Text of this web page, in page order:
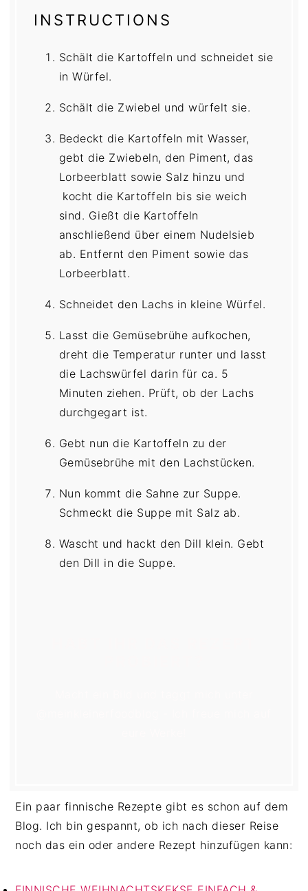
INSTRUCTIONS
Schält die Kartoffeln und schneidet sie
in Würfel.
Schält die Zwiebel und würfelt sie.
Bedeckt die Kartoffeln mit Wasser,
gebt die Zwiebeln, den Piment, das
Lorbeerblatt sowie Salz hinzu und
kocht die Kartoffeln bis sie weich
sind. Gießt die Kartoffeln
anschließend über einem Nudelsieb
ab. Entfernt den Piment sowie das
Lorbeerblatt.
Schneidet den Lachs in kleine Würfel.
Lasst die Gemüsebrühe aufkochen,
dreht die Temperatur runter und lasst
die Lachswürfel darin für ca. 5
Minuten ziehen. Prüft, ob der Lachs
durchgegart ist.
Gebt nun die Kartoffeln zu der
Gemüsebrühe mit den Lachstücken.
Nun kommt die Sahne zur Suppe.
Schmeckt die Suppe mit Salz ab.
Wascht und hackt den Dill klein. Gebt
den Dill in die Suppe.
Ein paar finnische Rezepte gibt es schon auf dem
Blog. Ich bin gespannt, ob ich nach dieser Reise
noch das ein oder andere Rezept hinzufügen kann: